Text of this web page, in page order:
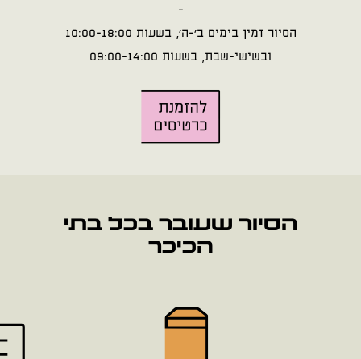
-
הסיור זמין בימים ב'-ה', בשעות 10:00-18:00
ובשישי-שבת, בשעות 09:00-14:00
הסיור שעובר בכל בתי
הכיכר